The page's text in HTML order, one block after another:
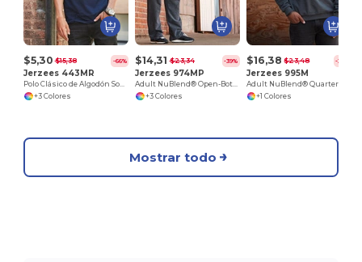
$5,30 $15,38 -66%
Jerzees 443MR
Polo Clásico de Algodón Sostenible para Adultos
+3 Colores
$14,31 $23,34 -39%
Jerzees 974MP
Adult NuBlend® Open-Bottom Fleece Sweatpants
+3 Colores
$16,38 $23,48 -30%
Jerzees 995M
+1 Colores
Mostrar todo